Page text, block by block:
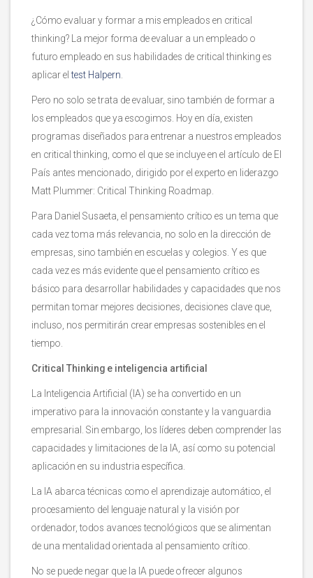
¿Cómo evaluar y formar a mis empleados en critical
thinking? La mejor forma de evaluar a un empleado o
futuro empleado en sus habilidades de critical thinking es
aplicar eltest Halpern
Pero no solo se trata de evaluar, sino también de formar a
los empleados que ya escogimos. Hoy en día, existen
programas diseñados para entrenar a nuestros empleados
en critical thinking, como el que se incluye en el artículo de El
País antes mencionado, dirigido por el experto en liderazgo
Matt Plummer: Critical Thinking Roadmap.
Para Daniel Susaeta, el pensamiento crítico es un tema que
cada vez toma más relevancia, no solo en la dirección de
empresas, sino también en escuelas y colegios. Y es que
cada vez es más evidente que el pensamiento crítico es
básico para desarrollar habilidades y capacidades que nos
permitan tomar mejores decisiones, decisiones clave que,
incluso, nos permitirán crear empresas sostenibles en el
tiempo.
Critical Thinking e inteligencia artificial
La Inteligencia Artificial (IA) se ha convertido en un
imperativo para la innovación constante y la vanguardia
empresarial. Sin embargo, los líderes deben comprender las
capacidades y limitaciones de la IA, así como su potencial
aplicación en su industria específica.
La IA abarca técnicas como el aprendizaje automático, el
procesamiento del lenguaje natural y la visión por
ordenador, todos avances tecnológicos que se alimentan
de una mentalidad orientada al pensamiento crítico.
No se puede negar que la IA puede ofrecer algunos